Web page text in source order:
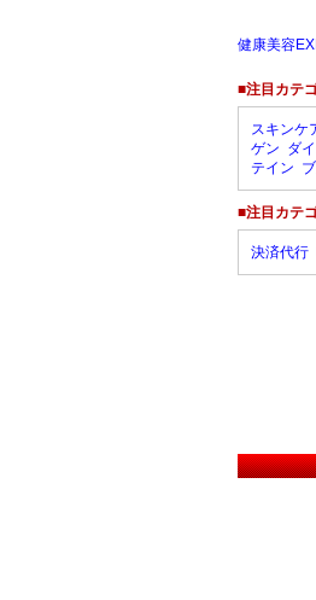
健康美容
■注目カテ
スキンケ
ゲン ダ
テイン
■注目カテ
決済代行